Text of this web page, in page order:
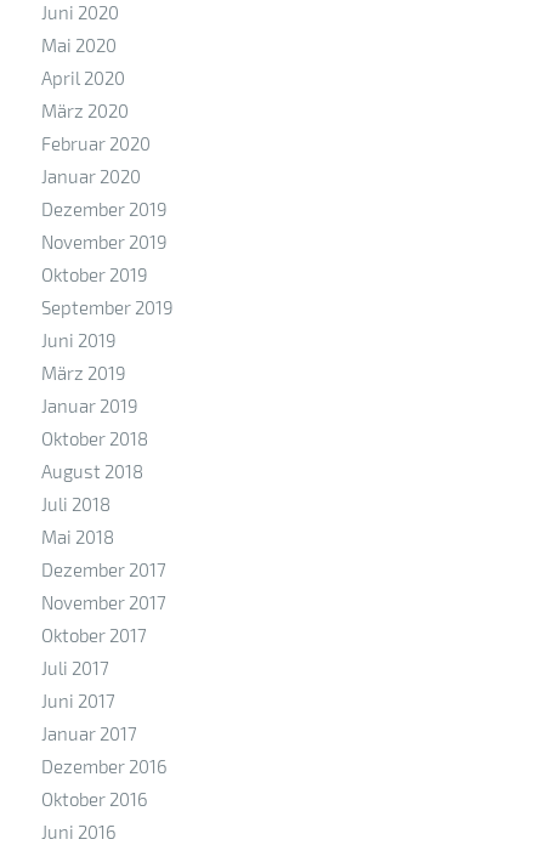
Juni 2020
Mai 2020
April 2020
März 2020
Februar 2020
Januar 2020
Dezember 2019
November 2019
Oktober 2019
September 2019
Juni 2019
März 2019
Januar 2019
Oktober 2018
August 2018
Juli 2018
Mai 2018
Dezember 2017
November 2017
Oktober 2017
Juli 2017
Juni 2017
Januar 2017
Dezember 2016
Oktober 2016
Juni 2016